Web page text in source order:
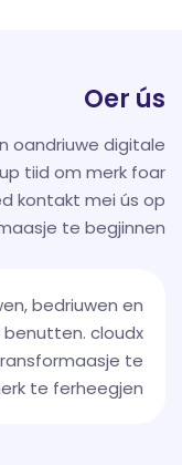
Oer ús
oandriuwe digitale
tiid om merk foar
kontakt mei ús op
te begjinnen.
bedriuwen en
cloudx
te
te ferheegjen.